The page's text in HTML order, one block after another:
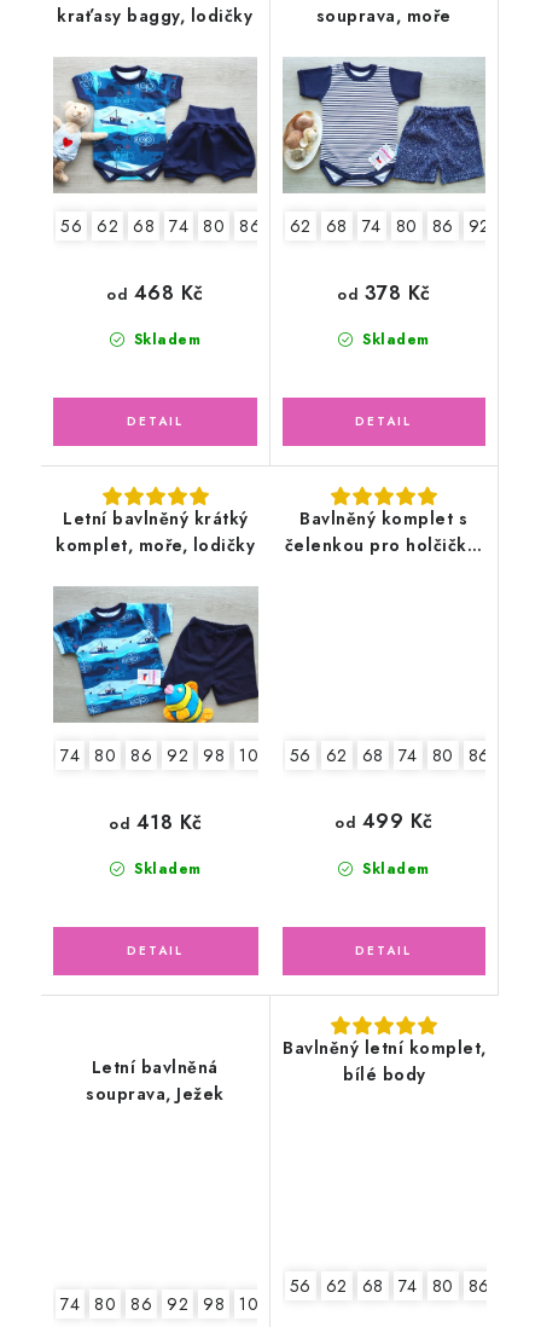
kraťasy baggy, lodičky
56 62 68 74 80 86 92
Skladem
od 468 Kč
souprava, moře
62 68 74 80 86 92
Skladem
od 378 Kč
Letní bavlněný krátký
komplet, moře, lodičky
74 80 86 92 98 104 110
Skladem
od 418 Kč
Bavlněný komplet s
čelenkou pro holčičku,
56 62 68 74 80 86
Skladem
od 499 Kč
Letní bavlněná
souprava, Ježek
74 80 86 92 98 104
Bavlněný letní komplet,
bílé body
56 62 68 74 80 86